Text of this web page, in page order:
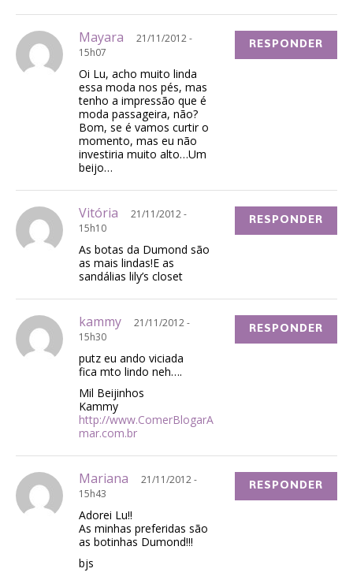
Mayara
21/11/2012 -
15h07
Oi Lu, acho muito linda
essa moda nos pés, mas
tenho a impressão que é
moda passageira, não?
Bom, se é vamos curtir o
momento, mas eu não
investiria muito alto…Um
beijo…
RESPONDER
Vitória
21/11/2012 -
15h10
As botas da Dumond são
as mais lindas!E as
sandálias lily’s closet
RESPONDER
kammy
21/11/2012 -
15h30
putz eu ando viciada
fica mto lindo neh….
Mil Beijinhos
Kammy
http://www.ComerBlogarA
mar.com.br
RESPONDER
Mariana
21/11/2012 -
15h43
Adorei Lu!!
As minhas preferidas são
as botinhas Dumond!!!
bjs
RESPONDER